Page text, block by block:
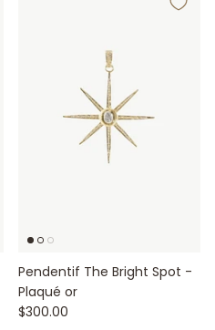
Pendentif The Bright Spot -
Plaqué or
$300.00